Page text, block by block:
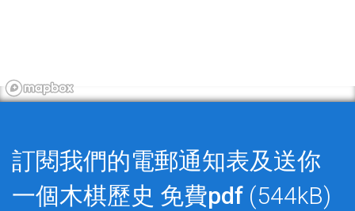
訂閱我們的電郵通知表及送你
一個木棋歷史 免費pdf (544kB)